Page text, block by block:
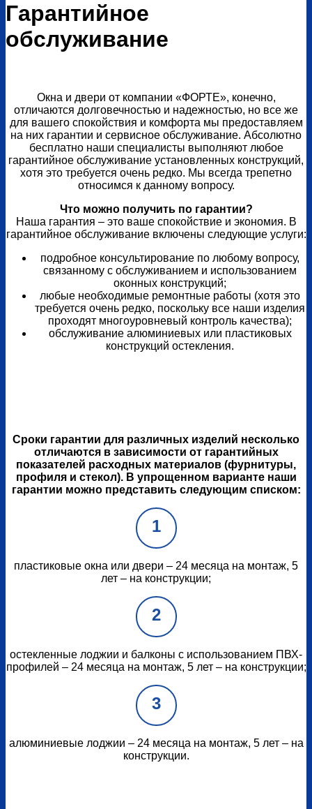
Гарантийное
обслуживание
Окна и двери от компании «ФОРТЕ», конечно,
отличаются долговечностью и надежностью, но все же
для вашего спокойствия и комфорта мы предоставляем
на них гарантии и сервисное обслуживание. Абсолютно
бесплатно наши специалисты выполняют любое
гарантийное обслуживание установленных конструкций,
хотя это требуется очень редко. Мы всегда трепетно
относимся к данному вопросу.
Что можно получить по гарантии?
Наша гарантия – это ваше спокойствие и экономия. В
гарантийное обслуживание включены следующие услуги:
подробное консультирование по любому вопросу,
связанному с обслуживанием и использованием
оконных конструкций;
любые необходимые ремонтные работы (хотя это
требуется очень редко, поскольку все наши изделия
проходят многоуровневый контроль качества);
обслуживание алюминиевых или пластиковых
конструкций остекления.
Сроки гарантии для различных изделий несколько
отличаются в зависимости от гарантийных
показателей расходных материалов (фурнитуры,
профиля и стекол). В упрощенном варианте наши
гарантии можно представить следующим списком:
1
пластиковые окна или двери – 24 месяца на монтаж, 5
лет – на конструкции;
2
остекленные лоджии и балконы с использованием ПВХ-
профилей – 24 месяца на монтаж, 5 лет – на конструкции;
3
алюминиевые лоджии – 24 месяца на монтаж, 5 лет – на
конструкции.